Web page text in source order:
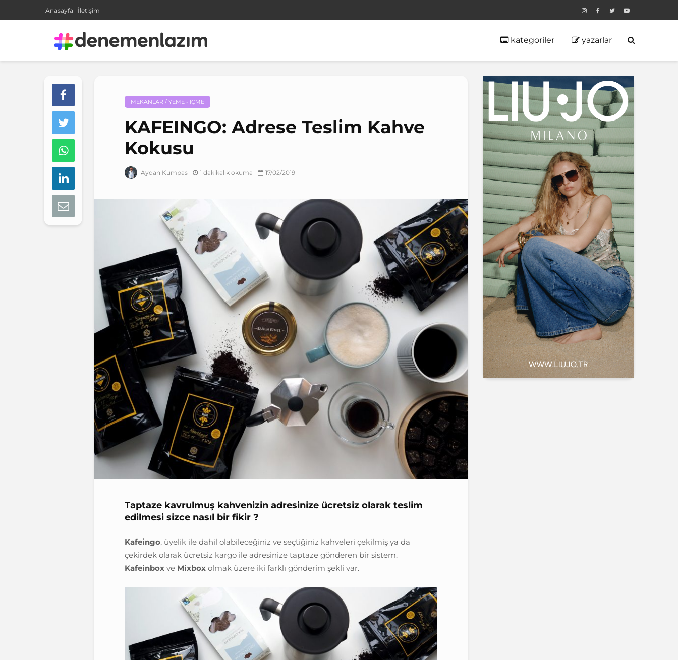
Anasayfa İletişim
kategoriler yazarlar
MEKANLAR / YEME - İÇME
KAFEINGO: Adrese Teslim Kahve
Kokusu
Aydan Kumpas 1 dakikalık okuma 17/02/2019
Taptaze kavrulmuş kahvenizin adresinize ücretsiz olarak teslim
edilmesi sizce nasıl bir fikir ?
Kafeingo, üyelik ile dahil olabileceğiniz ve seçtiğiniz kahveleri çekilmiş ya da
çekirdek olarak ücretsiz kargo ile adresinize taptaze gönderen bir sistem.
Kafeinbox ve Mixbox olmak üzere iki farklı gönderim şekli var.